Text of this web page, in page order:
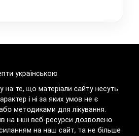
українською
на те, що матеріали сайту несуть
і ні за яких умов не є
методиками для лікування.
на інші веб-ресурси дозволено
на наш сайт, та не більше